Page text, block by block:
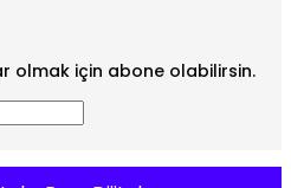
olmak için abone olabilirsin.